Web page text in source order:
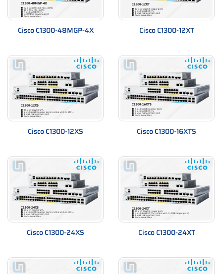
Cisco C1300-48MGP-4X Cisco C1300-12XT
Cisco C1300-12XS Cisco C1300-16XTS
Cisco C1300-24XS Cisco C1300-24XT